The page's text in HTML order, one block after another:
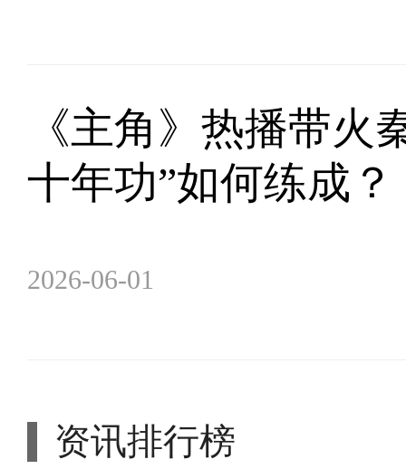
《主角》热播带火
十年功”如何练成？
2026-06-01
资讯排行榜